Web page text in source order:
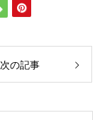
次の記事